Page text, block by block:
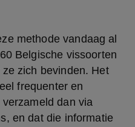
methode vandaag al
Belgische vissoorten
zich bevinden. Het
frequenter en
dan via
en dat die informatie